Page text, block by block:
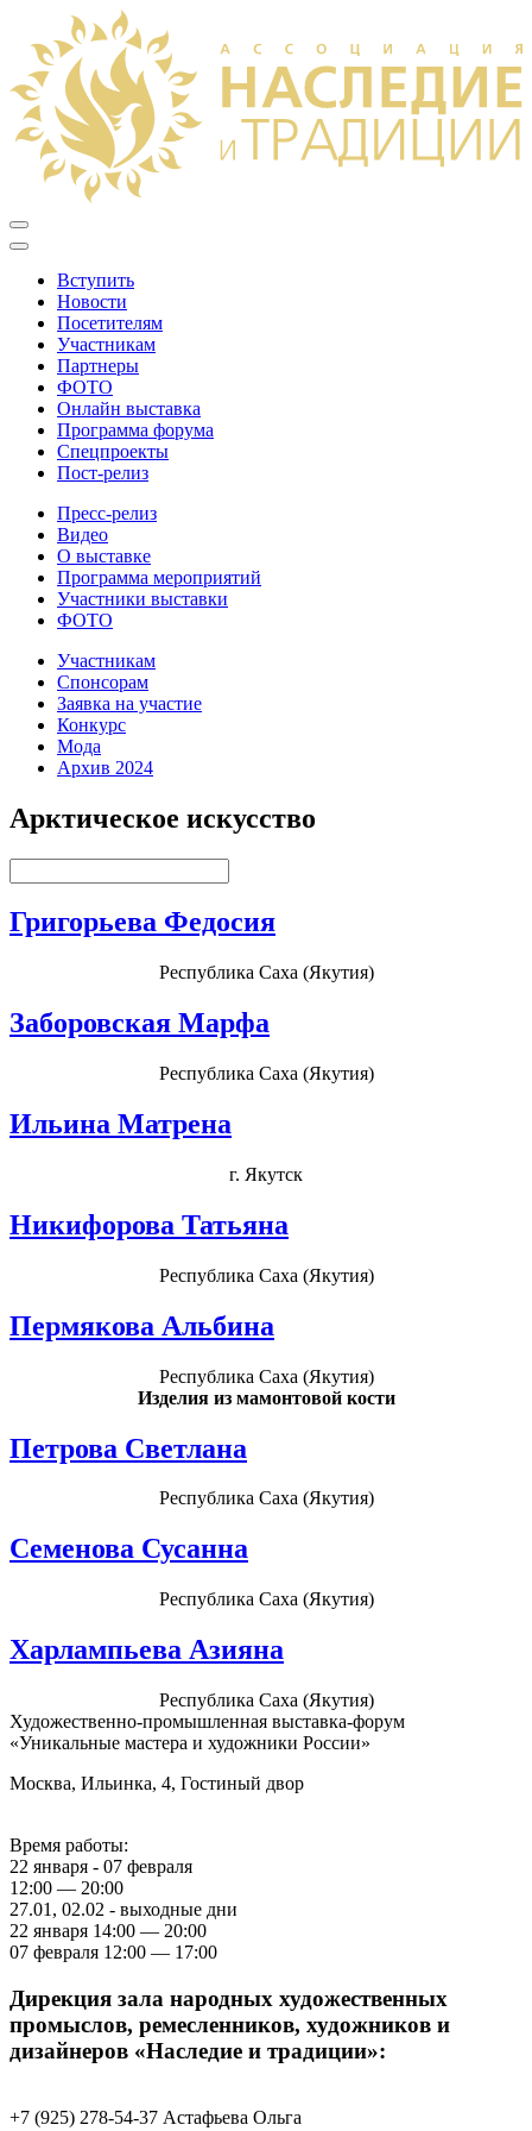
Вступить
Новости
Посетителям
Участникам
Партнеры
ФОТО
Онлайн выставка
Программа форума
Спецпроекты
Пост-релиз
Пресс-релиз
Видео
О выставке
Программа мероприятий
Участники выставки
ФОТО
Участникам
Спонсорам
Заявка на участие
Конкурс
Мода
Архив 2024
Арктическое искусство
Григорьева Федосия
Республика Саха (Якутия)
Заборовская Марфа
Республика Саха (Якутия)
Ильина Матрена
г. Якутск
Никифорова Татьяна
Республика Саха (Якутия)
Пермякова Альбина
Республика Саха (Якутия)
Изделия из мамонтовой кости
Петрова Светлана
Республика Саха (Якутия)
Семенова Сусанна
Республика Саха (Якутия)
Харлампьева Азияна
Республика Саха (Якутия)
Художественно-промышленная выставка-форум
«Уникальные мастера и художники России»
Москва, Ильинка, 4, Гостиный двор
Время работы:
22 января - 07 февраля
12:00 — 20:00
27.01, 02.02 - выходные дни
22 января 14:00 — 20:00
07 февраля 12:00 — 17:00
Дирекция зала народных художественных
промыслов, ремесленников, художников и
дизайнеров «Наследие и традиции»:
+7 (925) 278-54-37 Астафьева Ольга